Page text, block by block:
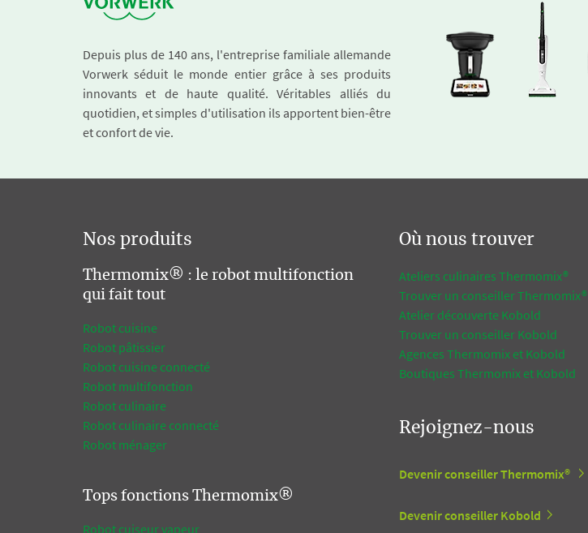
Depuis plus de 140 ans, l'entreprise familiale allemande
Vorwerk séduit le monde entier grâce à ses produits
innovants et de haute qualité. Véritables alliés du
quotidien, et simples d'utilisation ils apportent bien-être
et confort de vie.
Nos produits
Thermomix® : le robot multifonction
qui fait tout
Robot cuisine
Robot pâtissier
Robot cuisine connecté
Robot multifonction
Robot culinaire
Robot culinaire connecté
Robot ménager
Tops fonctions Thermomix®
Robot cuiseur vapeur
Où nous trouver
Ateliers culinaires Thermomix®
Trouver un conseiller Thermomix®
Atelier découverte Kobold
Trouver un conseiller Kobold
Agences Thermomix et Kobold
Boutiques Thermomix et Kobold
Rejoignez-nous
Devenir conseiller Thermomix®
Devenir conseiller Kobold